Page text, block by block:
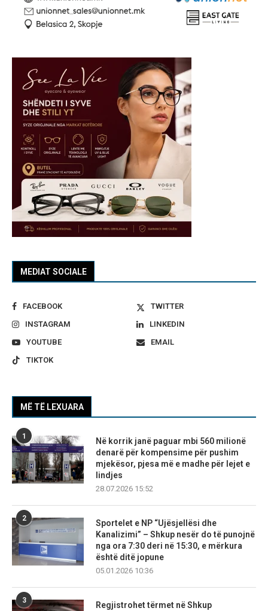
MEDIAT SOCIALE
FACEBOOK
TWITTER
INSTAGRAM
LINKEDIN
YOUTUBE
EMAIL
TIKTOK
MË TË LEXUARA
1
Në korrik janë paguar mbi 560 milionë
denarë për kompensime për pushim
mjekësor, pjesa më e madhe për lejet e
lindjes
28.07.2026 15:52
2
Sportelet e NP “Ujësjellësi dhe
Kanalizimi” – Shkup nesër do të punojnë
nga ora 7:30 deri në 15:30, e mërkura
është ditë jopune
05.01.2026 10:36
3
Regjistrohet tërmet në Shkup